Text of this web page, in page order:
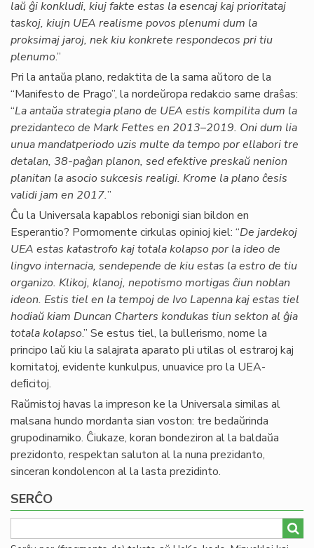
laŭ ĝi konkludi, kiuj fakte estas la esencaj kaj prioritataj
taskoj, kiujn UEA realisme povos plenumi dum la
proksimaj jaroj, nek kiu konkrete respondecos pri tiu
plenumo.”
Pri la antaŭa plano, redaktita de la sama aŭtoro de la
“Manifesto de Prago”, la nordeŭropa redakcio same draŝas:
“La antaŭa strategia plano de UEA estis kompilita dum la
prezidanteco de Mark Fettes en 2013–2019. Oni dum lia
unua mandatperiodo uzis multe da tempo por ellabori tre
detalan, 38-paĝan planon, sed efektive preskaŭ nenion
planitan la asocio sukcesis realigi. Krome la plano ĉesis
validi jam en 2017.”
Ĉu la Universala kapablos rebonigi sian bildon en
Esperantio? Pormomente cirkulas opinioj kiel: “De jardekoj
UEA estas katastrofo kaj totala kolapso por la ideo de
lingvo internacia, sendepende de kiu estas la estro de tiu
organizo. Klikoj, klanoj, nepotismo mortigas ĉiun noblan
ideon. Estis tiel en la tempoj de Ivo Lapenna kaj estas tiel
hodiaŭ kiam Duncan Charters kondukas tiun sekton al ĝia
totala kolapso.” Se estus tiel, la bullerismo, nome la
principo laŭ kiu la salajrata aparato pli utilas ol estraroj kaj
komitatoj, evidente kunkulpus, unuavice pro la UEA-
deﬁcitoj.
Raŭmistoj havas la impreson ke la Universala similas al
malsana hundo mordanta sian voston: tre bedaŭrinda
grupodinamiko. Ĉiukaze, koran bondeziron al la baldaŭa
prezidonto, respektan saluton al la nuna prezidanto,
sinceran kondolencon al la lasta prezidinto.
SERĈO